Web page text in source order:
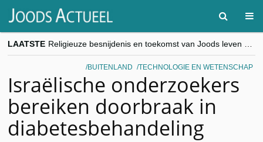
LAATSTE
“Besnijdenisdebat toont hoe moeilijk seculiere Westen minderheden begrijpt”, Jinnih Beels (Vooruit)
CITYTRIP | ROEMENIË – Boekarest: de verrassing van Oost-Europa
BUITENLAND TECHNOLOGIE EN WETENSCHAP
Israëlische onderzoekers
bereiken doorbraak in
diabetesbehandeling